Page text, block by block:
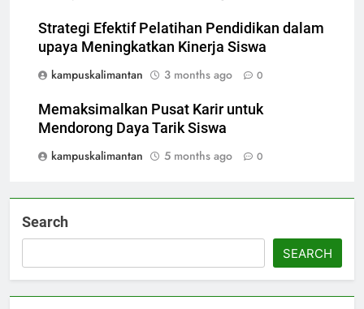
Strategi Efektif Pelatihan Pendidikan dalam
upaya Meningkatkan Kinerja Siswa
kampuskalimantan
3 months ago 0
Memaksimalkan Pusat Karir untuk
Mendorong Daya Tarik Siswa
kampuskalimantan
5 months ago 0
Search
SEARCH